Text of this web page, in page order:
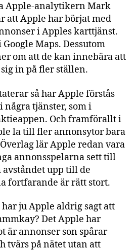
Apple-analytikern Mark
att Apple har börjat med
i Apples karttjänst.
Maps. Dessutom
om att de kan innebära att
in på fler ställen.
så har Apple förstås
tjänster, som i
Och framförallt i
la till fler annonsytor bara
lär Apple redan vara
annonsspelarna sett till
upp till de
fortfarande är rätt stort.
har ju Apple aldrig sagt att
Det Apple har
är annonser son spårar
tvärs på nätet utan att